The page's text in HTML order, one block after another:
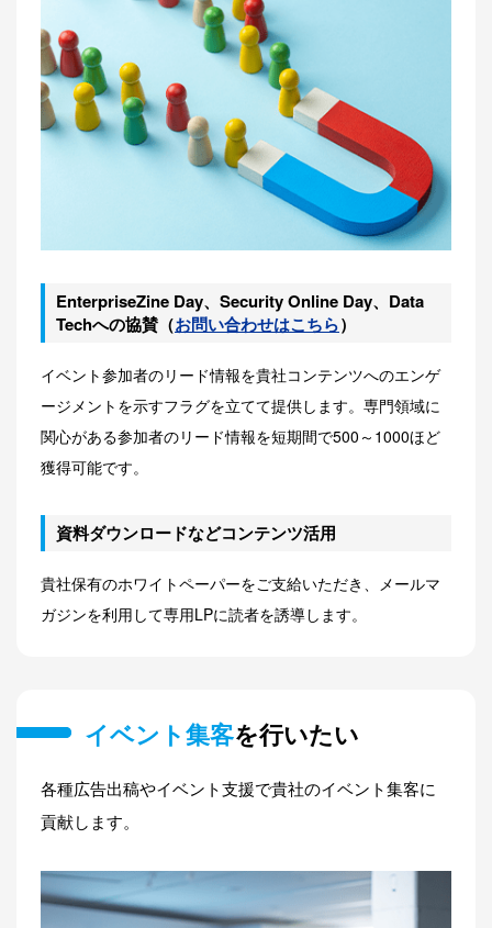
EnterpriseZine Day、Security Online Day、Data
Techへの協賛（お問い合わせはこちら）
イベント参加者のリード情報を貴社コンテンツへのエンゲ
ージメントを示すフラグを立てて提供します。専門領域に
関心がある参加者のリード情報を短期間で500～1000ほど
獲得可能です。
資料ダウンロードなどコンテンツ活用
貴社保有のホワイトペーパーをご支給いただき、メールマ
ガジンを利用して専用LPに読者を誘導します。
イベント集客を行いたい
各種広告出稿やイベント支援で貴社のイベント集客に
貢献します。